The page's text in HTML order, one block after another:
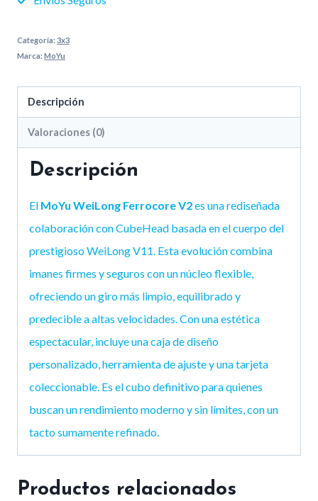
cantidad
Categoría:3x3
Marca:MoYu
Descripción
Valoraciones (0)
Descripción
El MoYu WeiLong Ferrocore V2es una rediseñada
colaboración con CubeHead basada en el cuerpo del
prestigioso WeiLong V11. Esta evolución combina
imanes firmes y seguros con un núcleo flexible,
ofreciendo un giro más limpio, equilibrado y
predecible a altas velocidades. Con una estética
espectacular, incluye una caja de diseño
personalizado, herramienta de ajuste y una tarjeta
coleccionable. Es el cubo definitivo para quienes
buscan un rendimiento moderno y sin límites, con un
tacto sumamente refinado.
Productos relacionados